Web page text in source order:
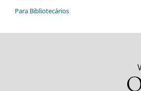
Para Bibliotecários